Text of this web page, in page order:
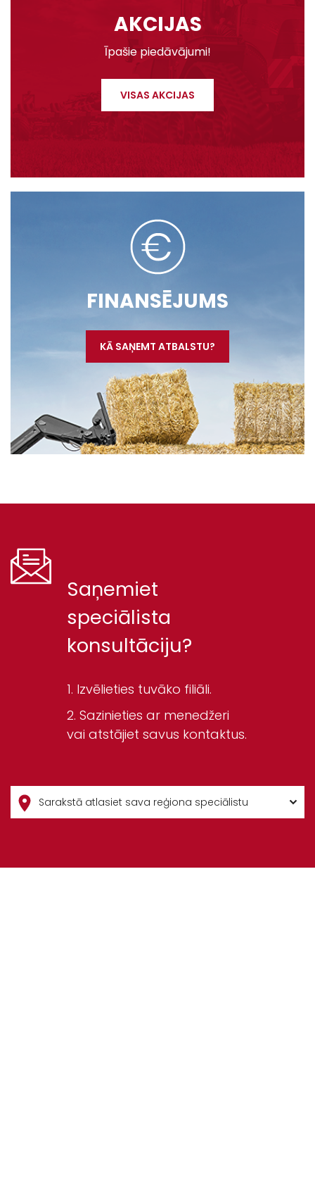
AKCIJAS
Īpašie piedāvājumi!
VISAS AKCIJAS
FINANSĒJUMS
KĀ SAŅEMT ATBALSTU?
Saņemiet
speciālista
konsultāciju?
Izvēlieties tuvāko filiāli.
Sazinieties ar menedžeri
vai atstājiet savus kontaktus.